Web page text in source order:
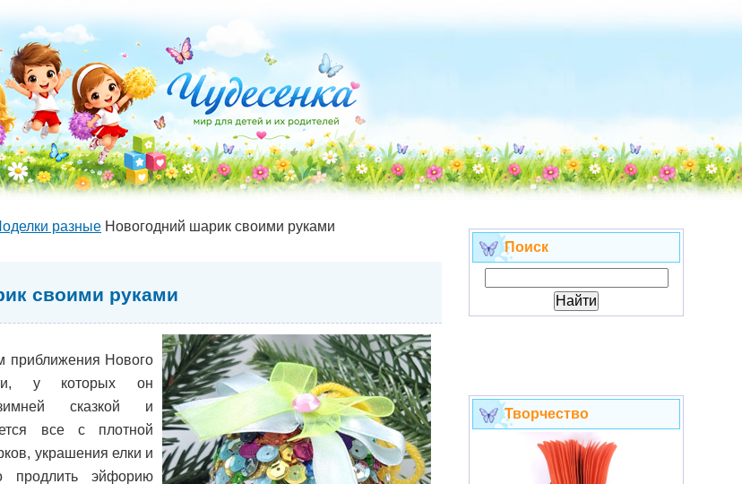
разные Новогодний шарик своими руками
своими руками
приближения Нового
у которых он
сказкой и
все с плотной
украшения елки и
продлить эйфорию
Поиск
Творчество